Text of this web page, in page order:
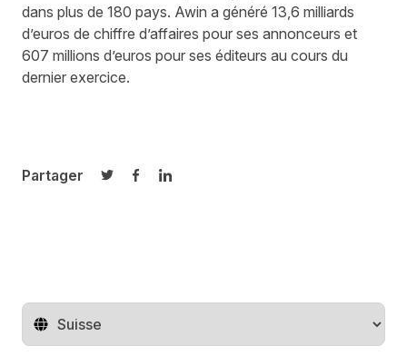
dans plus de 180 pays. Awin a généré 13,6 milliards
d’euros de chiffre d’affaires pour ses annonceurs et
607 millions d’euros pour ses éditeurs au cours du
dernier exercice.
Partager
Partager sur Twitter
Partager sur Facebook
Partager sur LinkedIn
Changer de pays